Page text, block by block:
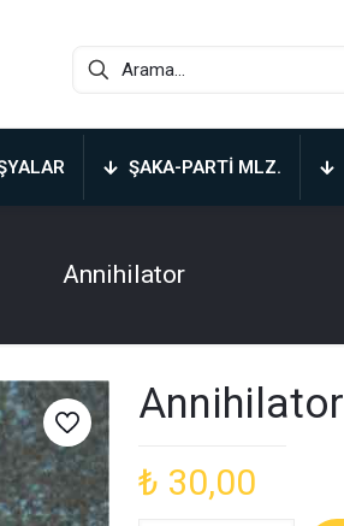
ŞAKA-PARTI MLZ.
Annihilator
Annihilator
₺ 30,00